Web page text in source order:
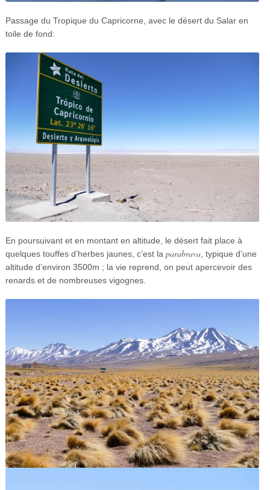
Passage du Tropique du Capricorne, avec le désert du Salar en
toile de fond:
En poursuivant et en montant en altitude, le désert fait place à
quelques touffes d’herbes jaunes, c’est la parabrava, typique d’une
altitude d’environ 3500m ; la vie reprend, on peut apercevoir des
renards et de nombreuses vigognes.